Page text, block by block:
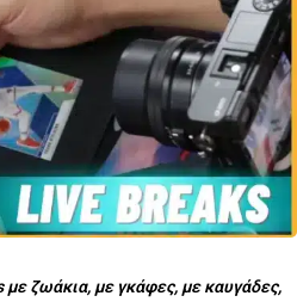
ζωάκια, με γκάφες, με καυγάδες,